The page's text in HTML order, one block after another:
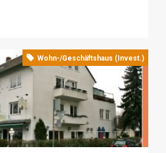
Wohn-/Geschäftshaus (Invest.)